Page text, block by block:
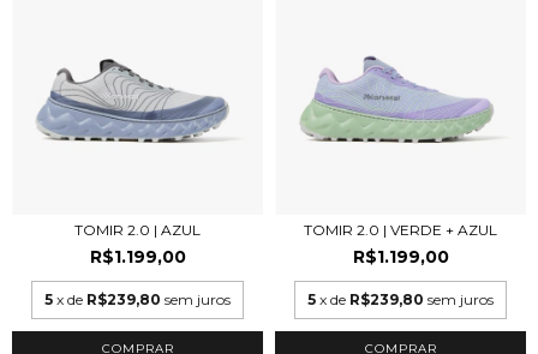
TOMIR 2.0 | AZUL
R$1.199,00
5 x de R$239,80 sem juros
COMPRAR
TOMIR 2.0 | VERDE + AZUL
R$1.199,00
5 x de R$239,80 sem juros
COMPRAR